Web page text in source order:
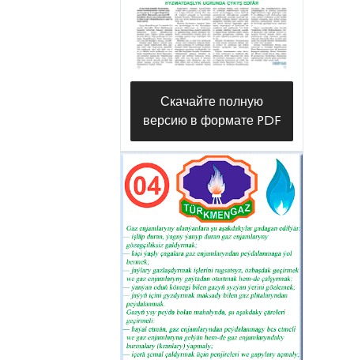
Скачайте полную
версию в формате PDF